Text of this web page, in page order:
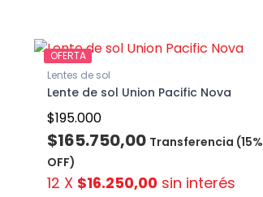
OFERTA
Lentes de sol
Lente de sol Union Pacific Nova
$195.000
$165.750,00 Transferencia (15%
OFF)
12 X $16.250,00 sin interés